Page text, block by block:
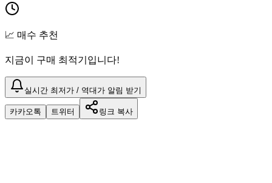
📈 매수 추천
지금이 구매 최적기입니다!
실시간 최저가 / 역대가 알림 받기
카카오톡 트위터 링크 복사